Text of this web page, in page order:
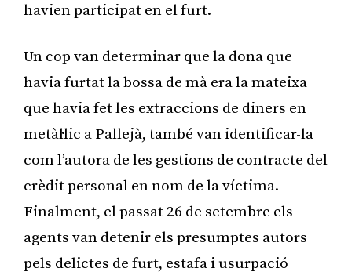
havien participat en el furt.
Un cop van determinar que la dona que
havia furtat la bossa de mà era la mateixa
que havia fet les extraccions de diners en
metàl·lic a Pallejà, també van identificar-la
com l’autora de les gestions de contracte del
crèdit personal en nom de la víctima.
Finalment, el passat 26 de setembre els
agents van detenir els presumptes autors
pels delictes de furt, estafa i usurpació